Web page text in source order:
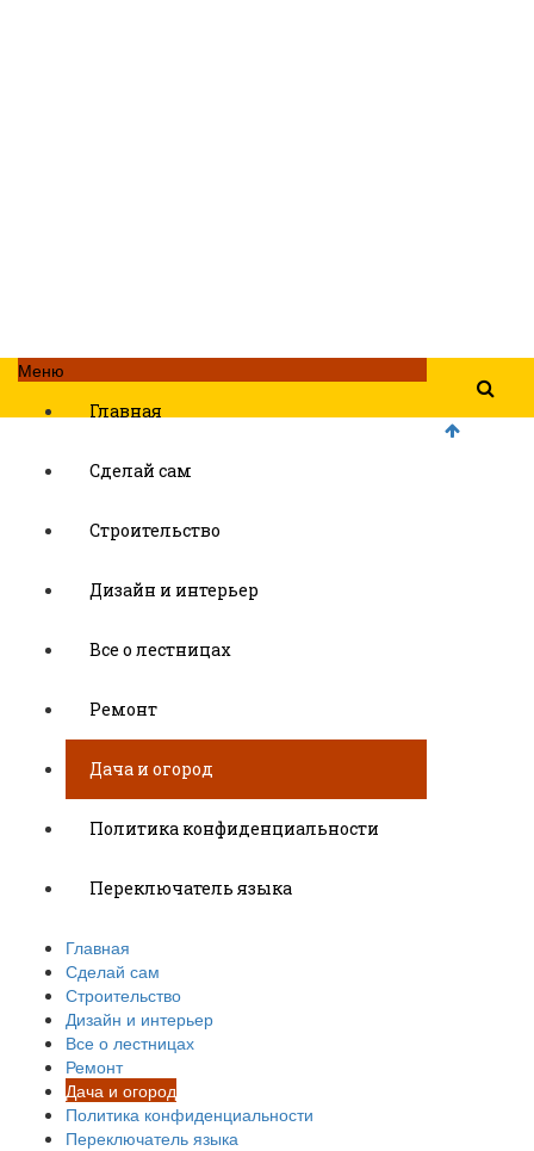
Меню
Главная
Сделай сам
Строительство
Дизайн и интерьер
Все о лестницах
Ремонт
Дача и огород
Политика конфиденциальности
Переключатель языка
Главная
Сделай сам
Строительство
Дизайн и интерьер
Все о лестницах
Ремонт
Дача и огород
Политика конфиденциальности
Переключатель языка